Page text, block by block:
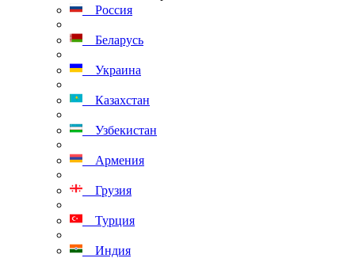
Россия
Беларусь
Украина
Казахстан
Узбекистан
Армения
Грузия
Турция
Индия